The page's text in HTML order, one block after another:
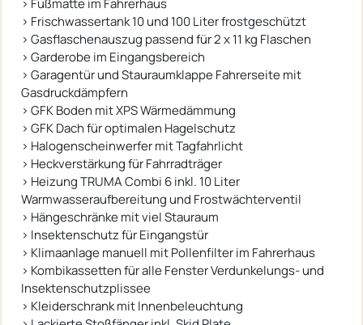
› Fußmatte im Fahrerhaus
› Frischwassertank 10 und 100 Liter frostgeschützt
› Gasflaschenauszug passend für 2 x 11 kg Flaschen
› Garderobe im Eingangsbereich
› Garagentür und Stauraumklappe Fahrerseite mit
Gasdruckdämpfern
› GFK Boden mit XPS Wärmedämmung
› GFK Dach für optimalen Hagelschutz
› Halogenscheinwerfer mit Tagfahrlicht
› Heckverstärkung für Fahrradträger
› Heizung TRUMA Combi 6 inkl. 10 Liter
Warmwasseraufbereitung und Frostwächterventil
› Hängeschränke mit viel Stauraum
› Insektenschutz für Eingangstür
› Klimaanlage manuell mit Pollenfilter im Fahrerhaus
› Kombikassetten für alle Fenster Verdunkelungs- und
Insektenschutzplissee
› Kleiderschrank mit Innenbeleuchtung